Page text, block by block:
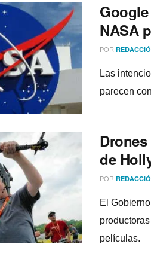
NASA
POR
Las
parecen
de
POR
El
pelí­culas.